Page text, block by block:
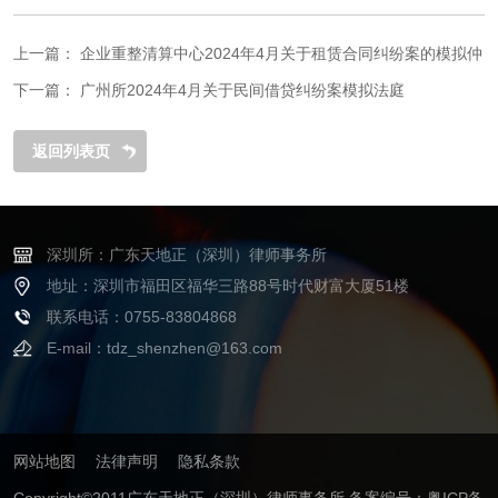
上一篇： 企业重整清算中心2024年4月关于租赁合同纠纷案的模拟仲
裁
下一篇： 广州所2024年4月关于民间借贷纠纷案模拟法庭
返回列表页
深圳所：广东天地正（深圳）律师事务所
地址：深圳市福田区福华三路88号时代财富大厦51楼
联系电话：0755-83804868
E-mail：tdz_shenzhen@163.com
网站地图 法律声明 隐私条款